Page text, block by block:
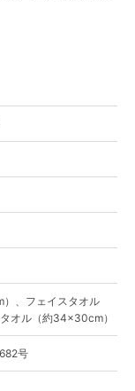
、フェイスタオル
オル（約34×30cm）
号